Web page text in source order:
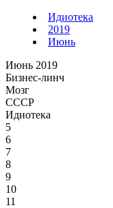
Идиотека
2019
Июнь
Июнь 2019
Бизнес-линч
Мозг
СССР
Идиотека
5
6
7
8
9
10
11